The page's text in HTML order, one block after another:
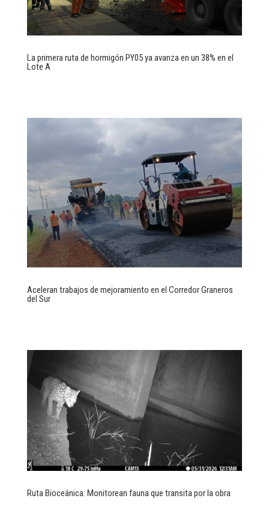
La primera ruta de hormigón PY05 ya avanza en un 38% en el
Lote A
Aceleran trabajos de mejoramiento en el Corredor Graneros
del Sur
Ruta Bioceánica: Monitorean fauna que transita por la obra